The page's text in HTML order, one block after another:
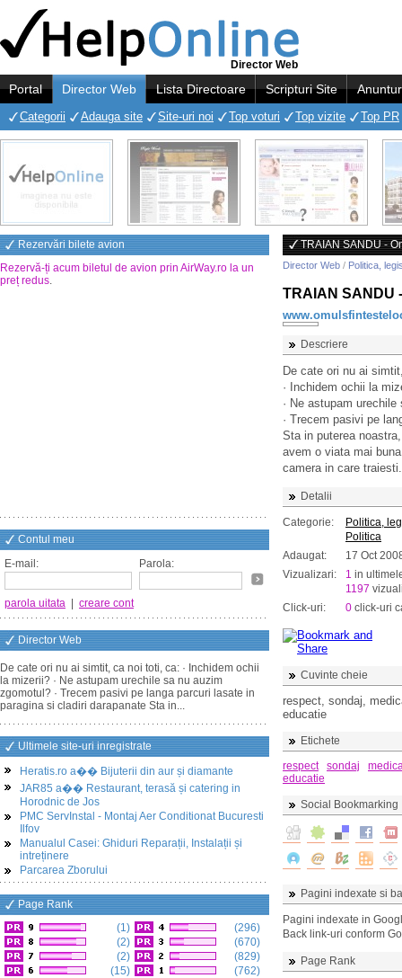
Director Web
Portal Director Web Lista Directoare Scripturi Site
Categorii Adauga site Site-uri noi Top voturi Top vizite Top PR
Rezervări bilete avion
Rezervă-ți acum biletul de avion prin AirWay.ro la un
preț redus.
Contul meu
E-mail:
Parola:
parola uitata creare cont
Director Web
De cate ori nu ai simtit, ca noi toti, ca: · Inchidem ochii
la mizerii? · Ne astupam urechile sa nu auzim
zgomotul? · Trecem pasivi pe langa parcuri lasate in
paragina si cladiri darapanate Sta in...
Ultimele site-uri inregistrate
Heratis.ro a�� Bijuterii din aur și diamante
JAR85 a�� Restaurant, terasă și catering in
Horodnic de Jos
PMC ServInstal - Montaj Aer Conditionat Bucuresti
Ilfov
Manualul Casei: Ghiduri Reparații, Instalații și
intreținere
Parcarea Zborului
Page Rank
(1)
(2)
(2)
(15)
(296)
(670)
(829)
(762)
TRAIAN SANDU -
Director Web / Politica,
TRAIAN SANDU
Descriere
De cate ori nu ai
· Inchidem ochii la
· Ne astupam
· Trecem pasivi pe
Sta in puterea
avem o viata mai
camera in care
Detalii
Categorie:
Politica,
Politica
Adaugat:
17 Oct
Vizualizari:
1 in
1197
Click-uri:
0 click-uri
Cuvinte cheie
respect, sondaj,
educatie
Etichete
respect
sondaj
educatie
Social Bookmarking
Pagini indexate si
Pagini indexate in
Back link-uri conform
Page Rank